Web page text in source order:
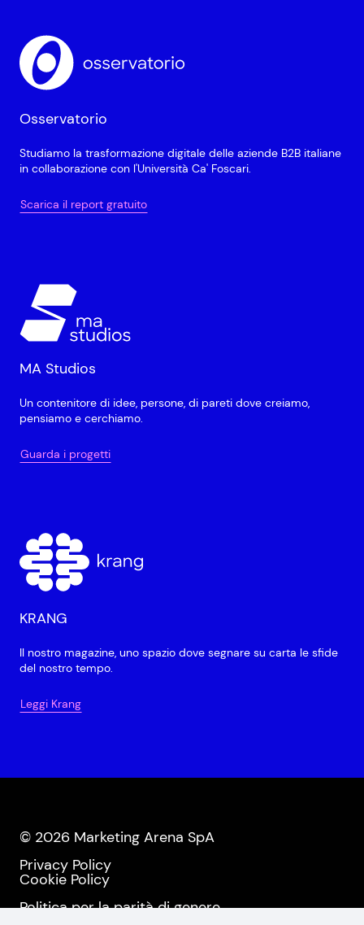
Osservatorio
Studiamo la trasformazione digitale delle aziende B2B italiane
in collaborazione con l'Università Ca' Foscari.
Scarica il report gratuito
MA Studios
Un contenitore di idee, persone, di pareti dove creiamo,
pensiamo e cerchiamo.
Guarda i progetti
KRANG
Il nostro magazine, uno spazio dove segnare su carta le sfide
del nostro tempo.
Leggi Krang
© 2026 Marketing Arena SpA
Privacy Policy
Cookie Policy
Politica per la parità di genere